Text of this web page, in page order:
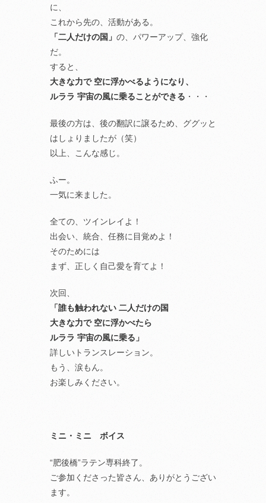
に、
これから先の、活動がある。
「二人だけの国」 の、パワーアップ、強化
だ。
すると、
大きな力で 空に浮かべるようになり、
ルララ 宇宙の風に乗ることができる ・・・
最後の方は、後の翻訳に譲るため、ググッと
はしょりましたが（笑）
以上、こんな感じ。
ふー。
一気に来ました。
全ての、ツインレイよ！
出会い、統合、任務に目覚めよ！
そのためには
まず、正しく自己愛を育てよ！
次回、
「誰も触われない 二人だけの国
大きな力で 空に浮かべたら
ルララ 宇宙の風に乗る」
詳しいトランスレーション。
もう、涙もん。
お楽しみください。
ミニ・ミニ ボイス
“肥後橋”ラテン専科終了。
ご参加くださった皆さん、ありがとうござい
ます。